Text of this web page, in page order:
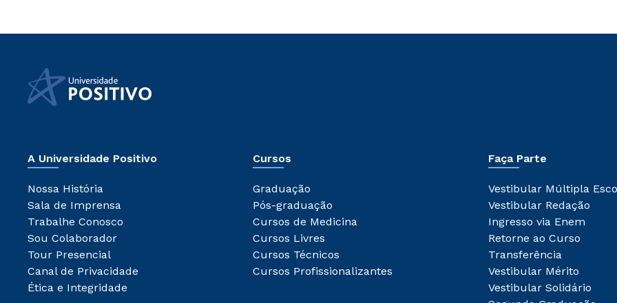
A Universidade Positivo
Nossa História
Sala de Imprensa
Trabalhe Conosco
Sou Colaborador
Tour Presencial
Canal de Privacidade
Ética e Integridade
Cursos
Graduação
Pós-graduação
Cursos de Medicina
Cursos Livres
Cursos Técnicos
Cursos Profissionalizantes
Faça Parte
Vestibular Múltipla
Vestibular Redação
Ingresso via Enem
Retorne ao Curso
Transferência
Vestibular Mérito
Vestibular Solidário